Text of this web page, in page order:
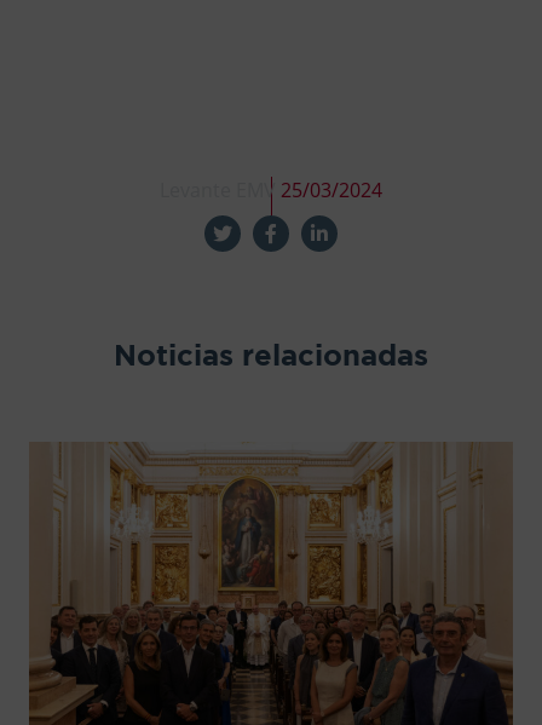
Levante EMV 25/03/2024
Noticias relacionadas